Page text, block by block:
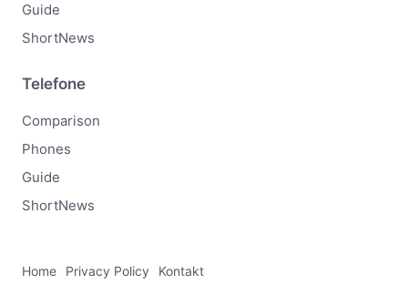
Guide
ShortNews
Telefone
Comparison
Phones
Guide
ShortNews
Home Privacy Policy Kontakt